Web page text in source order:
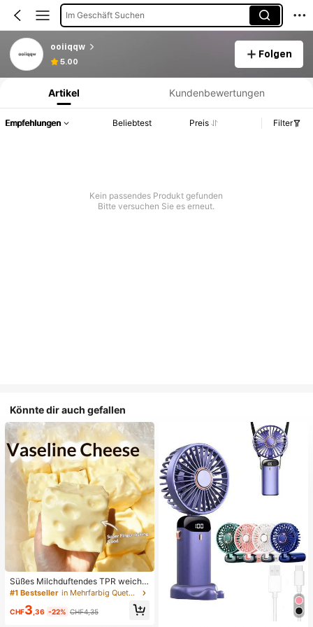
Im Geschäft Suchen
ooiiqqw
5.00
Folgen
Produktinformation: Preisangabe, Verkaufs- und Lagerbestandsdetails.
Artikel Kundenbewertungen
Empfehlungen Beliebtest Preis Filter
Kein passendes Produkt gefunden
Bitte versuchen Sie es erneut.
Könnte dir auch gefallen
Süßes Milchduftendes TPR weiche
s quetschbares Dumpling-förmiges
Stressabbau-Spielzeug, 5cm niedli
ches lustiges Quetsch-Stressabbau
#1 Bestseller in Mehrfarbig Quetschspielzeug für Teenager
CHF3 ,36 -22% CHF4,35